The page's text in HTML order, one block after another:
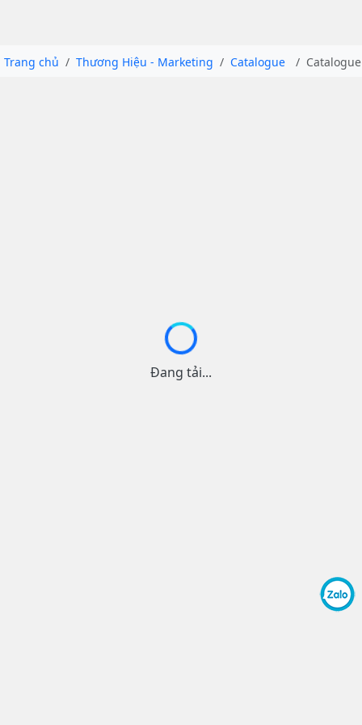
Trang chủ Thương Hiệu - Marketing Catalogue
Đang tải...